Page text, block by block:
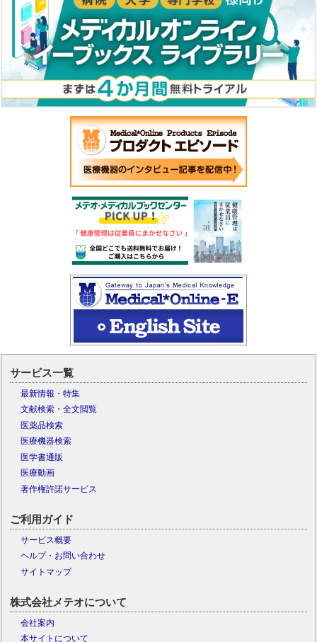
サービス一覧
最新情報・特集
文献検索・全文閲覧
医薬品検索
医療機器検索
医学書通販
医療動画
著作権許諾サービス
ご利用ガイド
サービス概要
ヘルプ・お問い合わせ
サイトマップ
株式会社メテオについて
会社案内
本サイトについて